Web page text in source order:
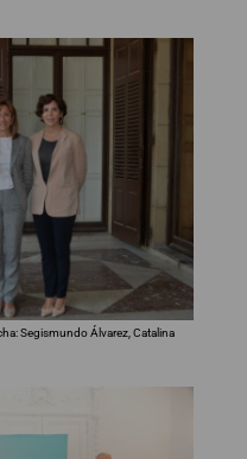
Segismundo Álvarez, Catalina